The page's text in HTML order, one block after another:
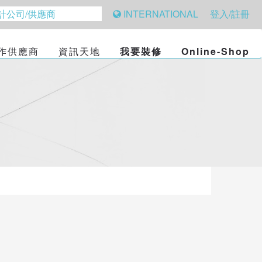
INTERNATIONAL 登入/註冊
供應商 資訊天地 我要裝修 Online-Shop